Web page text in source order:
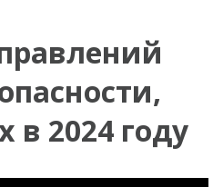
2024 году